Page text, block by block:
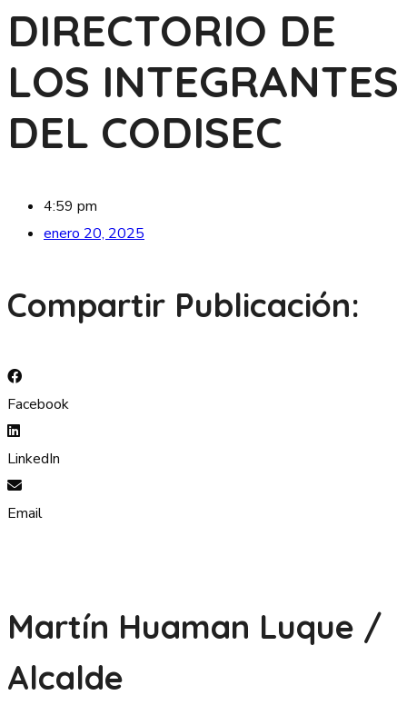
DIRECTORIO DE
LOS INTEGRANTES
DEL CODISEC
4:59 pm
enero 20, 2025
Compartir Publicación:
Facebook
LinkedIn
Email
Martín Huaman Luque /
Alcalde